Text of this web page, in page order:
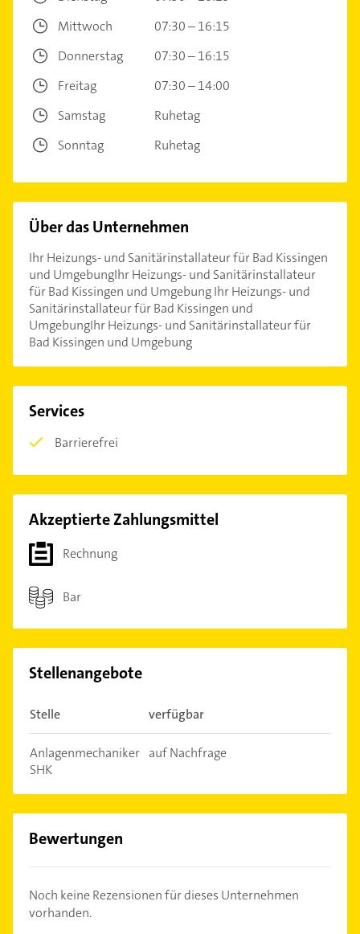
Mittwoch
07:30 – 16:15
Donnerstag
07:30 – 16:15
Freitag
07:30 – 14:00
Samstag
Ruhetag
Sonntag
Ruhetag
Über das Unternehmen
Ihr Heizungs- und Sanitärinstallateur für Bad Kissingen
und UmgebungIhr Heizungs- und Sanitärinstallateur
für Bad Kissingen und Umgebung Ihr Heizungs- und
Sanitärinstallateur für Bad Kissingen und
UmgebungIhr Heizungs- und Sanitärinstallateur für
Bad Kissingen und Umgebung
Services
Barrierefrei
Akzeptierte Zahlungsmittel
Rechnung
Bar
Stellenangebote
Stelle verfügbar
Anlagenmechaniker
SHK
auf Nachfrage
Bewertungen
Noch keine Rezensionen für dieses Unternehmen
vorhanden.